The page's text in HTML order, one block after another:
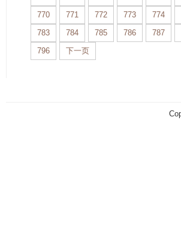
770
771 772 773 774
783
784 785 786 787
796
下一页